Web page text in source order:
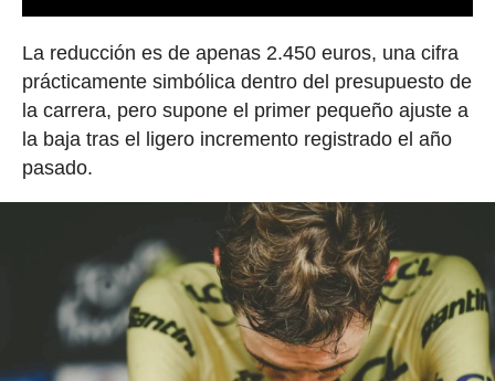
La reducción es de apenas 2.450 euros, una cifra
prácticamente simbólica dentro del presupuesto de
la carrera, pero supone el primer pequeño ajuste a
la baja tras el ligero incremento registrado el año
pasado.